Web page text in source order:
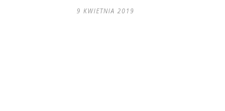
9 KWIETNIA 2019